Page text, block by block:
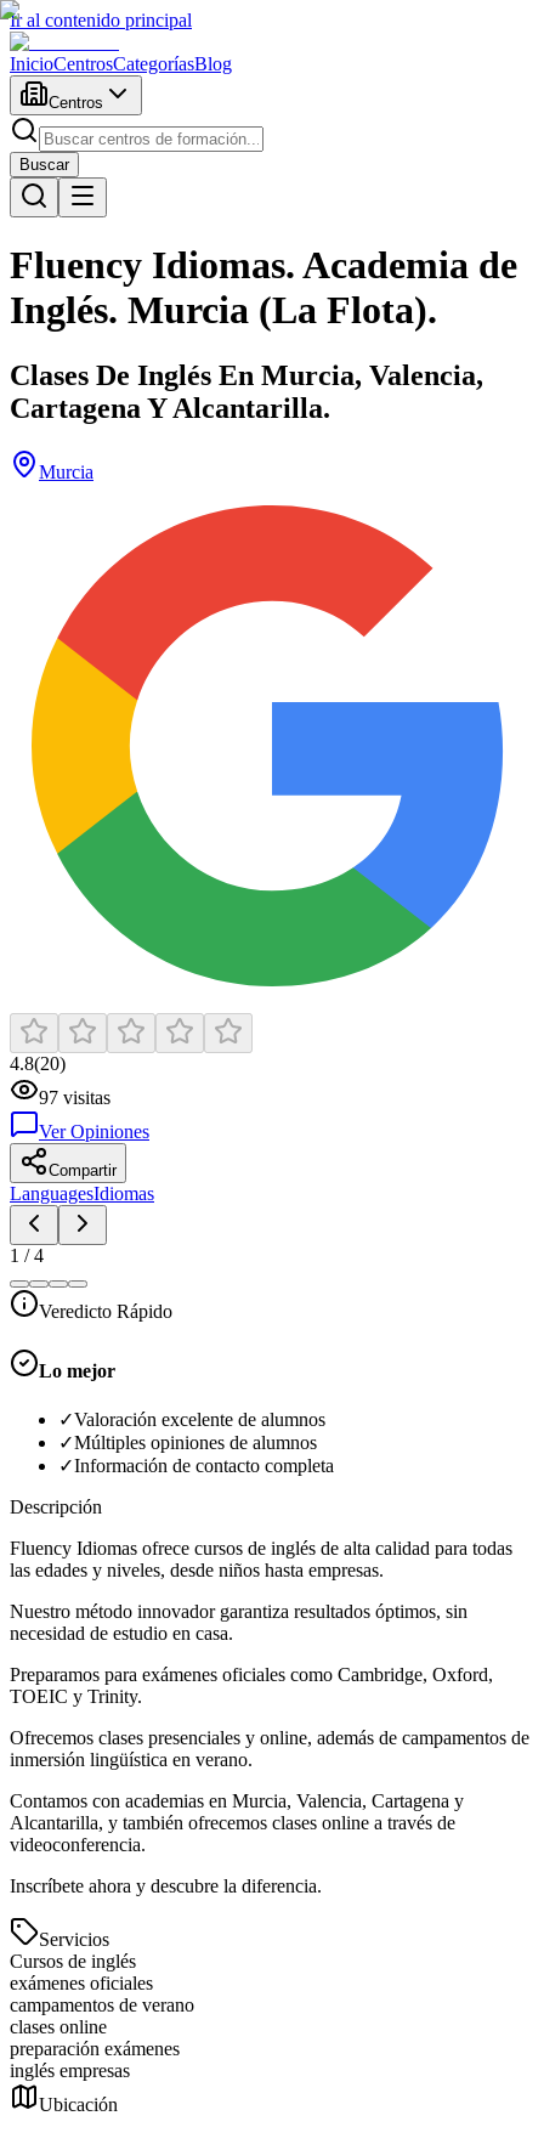
Ir al contenido principal
InicioCentrosCategoríasBlog
Centros
Buscar
Fluency Idiomas. Academia de
Inglés. Murcia (La Flota).
Clases De Inglés En Murcia, Valencia,
Cartagena Y Alcantarilla.
Murcia
4.8(20)
97 visitas
Ver Opiniones
Compartir
LanguagesIdiomas
1 /4
Veredicto Rápido
Lo mejor
✓Valoración excelente de alumnos
✓Múltiples opiniones de alumnos
✓Información de contacto completa
Descripción
Fluency Idiomas ofrece cursos de inglés de alta calidad para todas
las edades y niveles, desde niños hasta empresas.
Nuestro método innovador garantiza resultados óptimos, sin
necesidad de estudio en casa.
Preparamos para exámenes oficiales como Cambridge, Oxford,
TOEIC y Trinity.
Ofrecemos clases presenciales y online, además de campamentos de
inmersión lingüística en verano.
Contamos con academias en Murcia, Valencia, Cartagena y
Alcantarilla, y también ofrecemos clases online a través de
videoconferencia.
Inscríbete ahora y descubre la diferencia.
Servicios
Cursos de inglés
exámenes oficiales
campamentos de verano
clases online
preparación exámenes
inglés empresas
Ubicación